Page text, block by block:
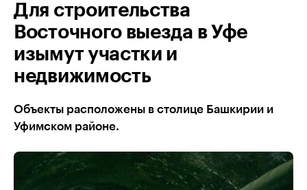
Для строительства
Восточного выезда в Уфе
изымут участки и
недвижимость
Объекты расположены в столице Башкирии и
Уфимском районе.